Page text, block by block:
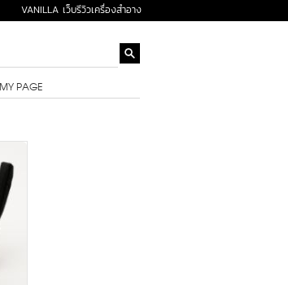
VANILLA เว็บรีวิวเครื่องสำอาง
MY PAGE